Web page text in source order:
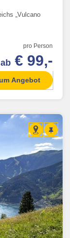
„Vulcano
pro Person
ab € 99,-
Angebot